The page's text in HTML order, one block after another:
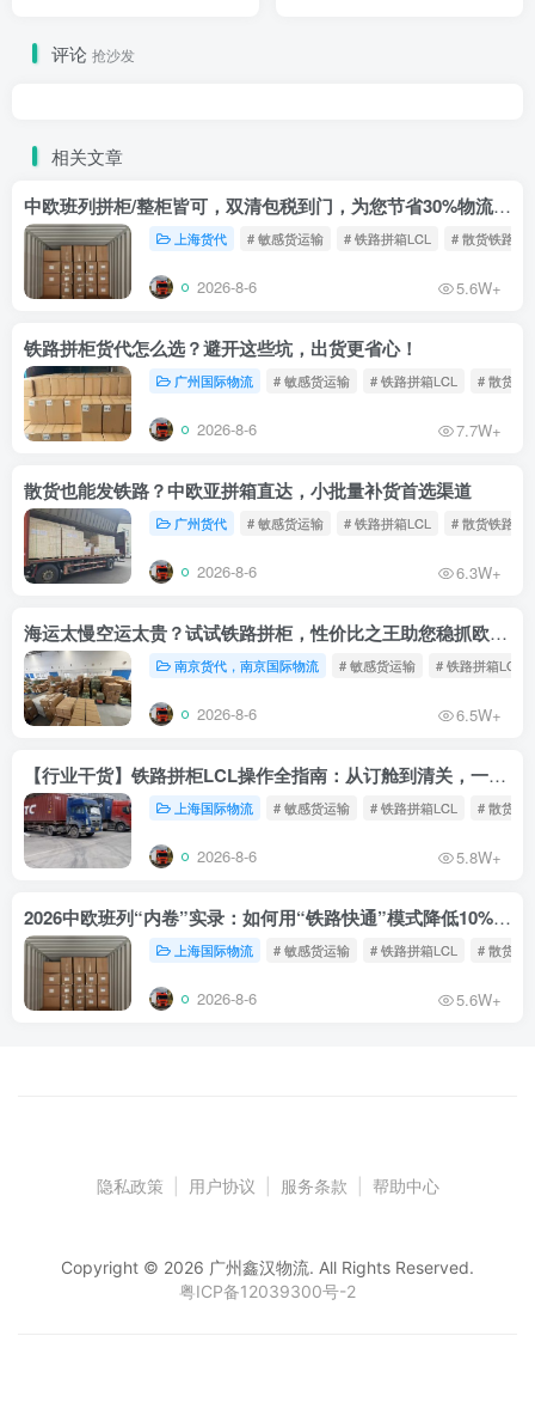
评论 抢沙发
相关文章
中欧班列拼柜/整柜皆可，双清包税到门，为您节省30%物流成本！
上海货代 # 敏感货运输 # 铁路拼箱LCL # 散货铁路
2026-8-6 5.6W+
铁路拼柜货代怎么选？避开这些坑，出货更省心！
广州国际物流 # 敏感货运输 # 铁路拼箱LCL # 散货铁
2026-8-6 7.7W+
散货也能发铁路？中欧亚拼箱直达，小批量补货首选渠道
广州货代 # 敏感货运输 # 铁路拼箱LCL # 散货铁路
2026-8-6 6.3W+
海运太慢空运太贵？试试铁路拼柜，性价比之王助您稳抓欧洲市场
南京货代，南京国际物流 # 敏感货运输 # 铁路拼箱LCL
2026-8-6 6.5W+
【行业干货】铁路拼柜LCL操作全指南：从订舱到清关，一文读懂
上海国际物流 # 敏感货运输 # 铁路拼箱LCL # 散货铁
2026-8-6 5.8W+
2026中欧班列“内卷”实录：如何用“铁路快通”模式降低10%物流成本？
上海国际物流 # 敏感货运输 # 铁路拼箱LCL # 散货铁
2026-8-6 5.6W+
隐私政策 用户协议 服务条款 帮助中心
Copyright © 2026 广州鑫汉物流. All Rights Reserved.
粤ICP备12039300号-2